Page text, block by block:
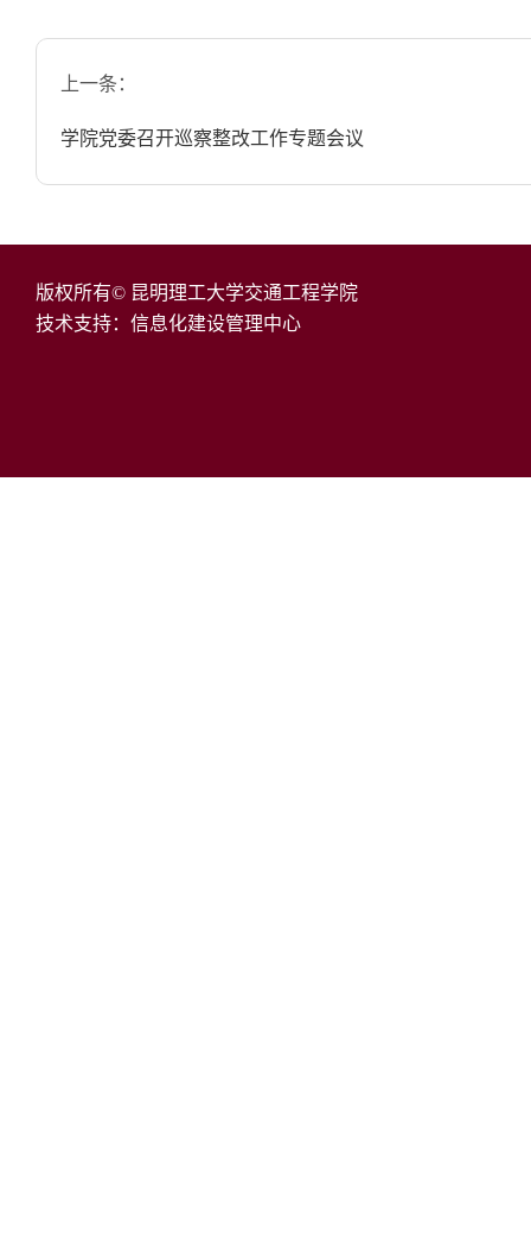
上一条：
学院党委召开巡察整改工作专题会议
版权所有© 昆明理工大学交通工程学院
技术支持：信息化建设管理中心